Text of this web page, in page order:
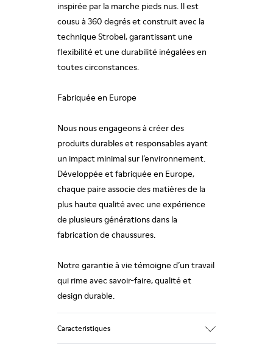
inspirée par la marche pieds nus. Il est
cousu à 360 degrés et construit avec la
technique Strobel, garantissant une
flexibilité et une durabilité inégalées en
toutes circonstances.
Fabriquée en Europe
Nous nous engageons à créer des
produits durables et responsables ayant
un impact minimal sur l’environnement.
Développée et fabriquée en Europe,
chaque paire associe des matières de la
plus haute qualité avec une expérience
de plusieurs générations dans la
fabrication de chaussures.
Notre garantie à vie témoigne d’un travail
qui rime avec savoir-faire, qualité et
design durable.
Caracteristiques